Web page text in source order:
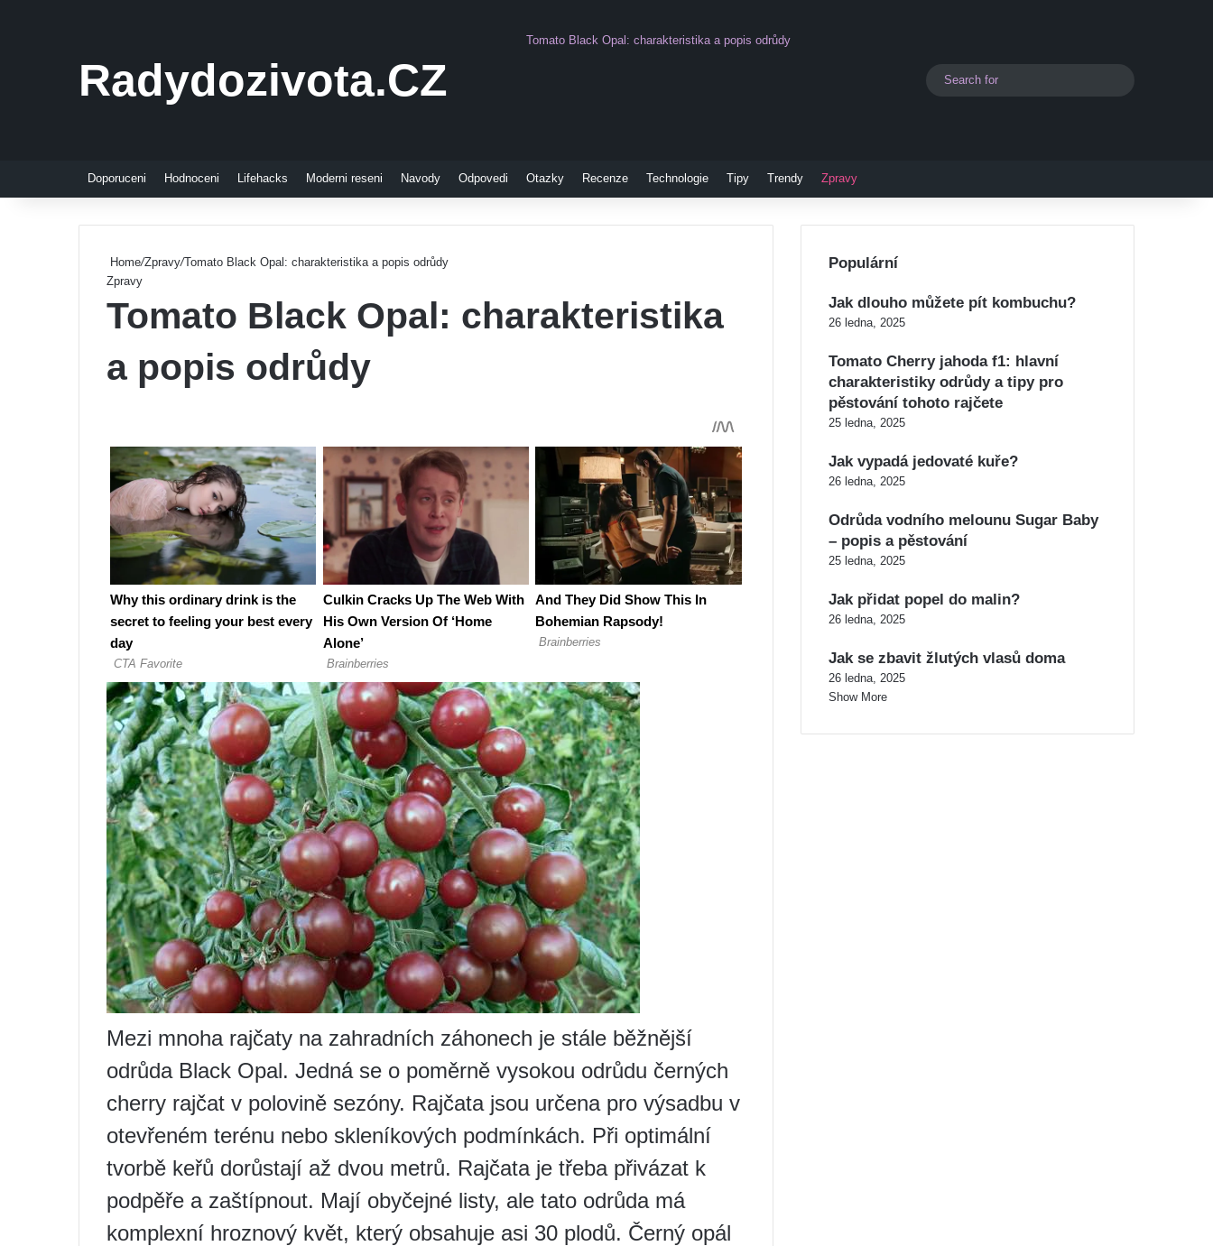
Radydozivota.CZ
Tomato Black Opal: charakteristika a popis odrůdy
Switch skin
Doporuceni Hodnoceni Lifehacks Moderni reseni Navody Odpovedi Otazky Recenze Technologie Tipy Trendy Zpravy
Home/Zpravy/Tomato Black Opal: charakteristika a popis odrůdy
Zpravy
Tomato Black Opal: charakteristika
a popis odrůdy
Mezi mnoha rajčaty na zahradních záhonech je stále běžnější
odrůda Black Opal. Jedná se o poměrně vysokou odrůdu černých
cherry rajčat v polovině sezóny. Rajčata jsou určena pro výsadbu v
otevřeném terénu nebo skleníkových podmínkách. Při optimální
tvorbě keřů dorůstají až dvou metrů. Rajčata je třeba přivázat k
podpěře a zaštípnout. Mají obyčejné listy, ale tato odrůda má
komplexní hroznový květ, který obsahuje asi 30 plodů. Černý opál
Populární
Jak dlouho můžete pít kombuchu?
26 ledna, 2025
Tomato Cherry jahoda f1: hlavní
charakteristiky odrůdy a tipy pro
pěstování tohoto rajčete
25 ledna, 2025
Jak vypadá jedovaté kuře?
26 ledna, 2025
Odrůda vodního melounu Sugar Baby
– popis a pěstování
25 ledna, 2025
Jak přidat popel do malin?
26 ledna, 2025
Jak se zbavit žlutých vlasů doma
26 ledna, 2025
Show More